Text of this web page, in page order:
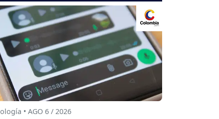
• AGO 6 / 2026